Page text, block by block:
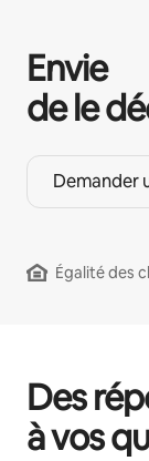
Envie
de le
Demander
Égalité des
Des
à vos